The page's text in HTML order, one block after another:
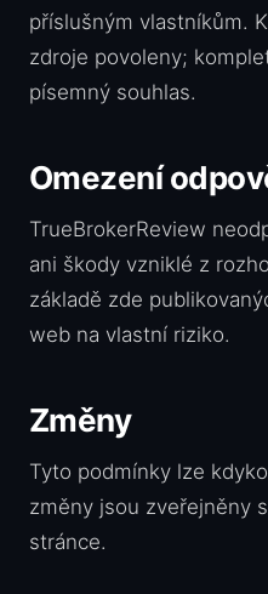
příslušným vlastníkům.
zdroje povoleny;
písemný souhlas.
Omezení
TrueBrokerReview
ani škody vzniklé z
základě zde
web na vlastní riziko.
Změny
Tyto podmínky lze
změny jsou zveřejněny
stránce.